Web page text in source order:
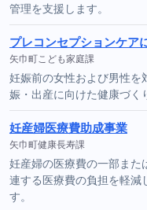
管理を支援します。
プレコンセプションケア
矢巾町こども家庭課
妊娠前の女性および男性を
娠・出産に向けた健康づく
妊産婦医療費助成事業
矢巾町健康長寿課
妊産婦の医療費の一部また
連する医療費の負担を軽減
す。